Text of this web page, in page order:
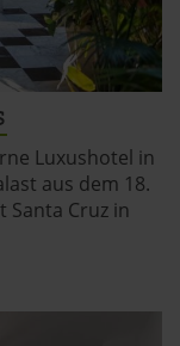
Luxushotel in
aus dem 18.
Santa Cruz in